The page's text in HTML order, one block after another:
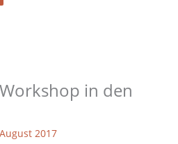
in den
2017